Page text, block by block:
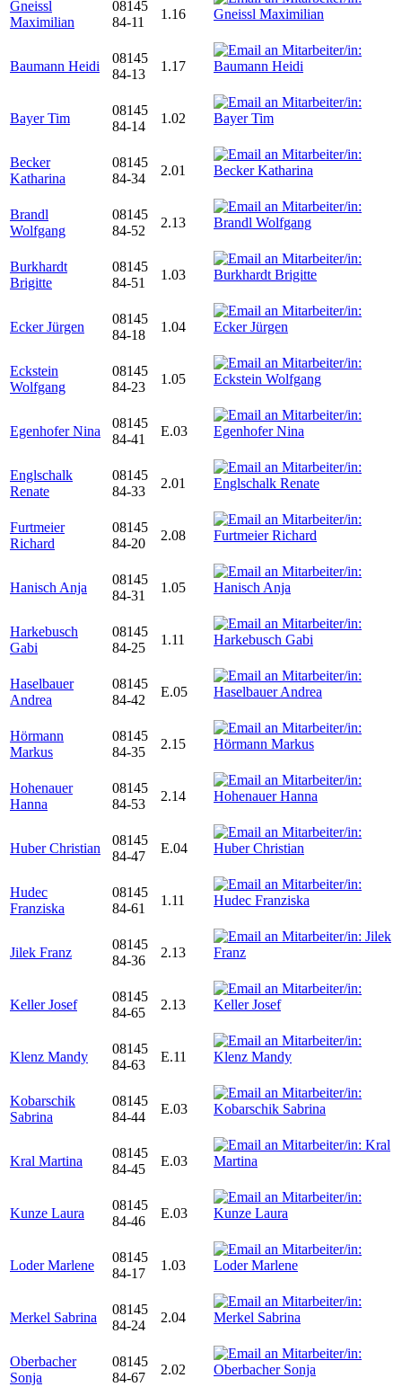
Gneissl
Maximilian
08145
84-11
1.16
Baumann Heidi
08145
84-13
1.17
Bayer Tim
08145
84-14
1.02
Becker
Katharina
08145
84-34
2.01
Brandl
Wolfgang
08145
84-52
2.13
Burkhardt
Brigitte
08145
84-51
1.03
Ecker Jürgen
08145
84-18
1.04
Eckstein
Wolfgang
08145
84-23
1.05
Egenhofer Nina
08145
84-41
E.03
Englschalk
Renate
08145
84-33
2.01
Furtmeier
Richard
08145
84-20
2.08
Hanisch Anja
08145
84-31
1.05
Harkebusch
Gabi
08145
84-25
1.11
Haselbauer
Andrea
08145
84-42
E.05
Hörmann
Markus
08145
84-35
2.15
Hohenauer
Hanna
08145
84-53
2.14
Huber Christian
08145
84-47
E.04
Hudec
Franziska
08145
84-61
1.11
Jilek Franz
08145
84-36
2.13
Keller Josef
08145
84-65
2.13
Klenz Mandy
08145
84-63
E.11
Kobarschik
Sabrina
08145
84-44
E.03
Kral Martina
08145
84-45
E.03
Kunze Laura
08145
84-46
E.03
Loder Marlene
08145
84-17
1.03
Merkel Sabrina
08145
84-24
2.04
Oberbacher
Sonja
08145
84-67
2.02